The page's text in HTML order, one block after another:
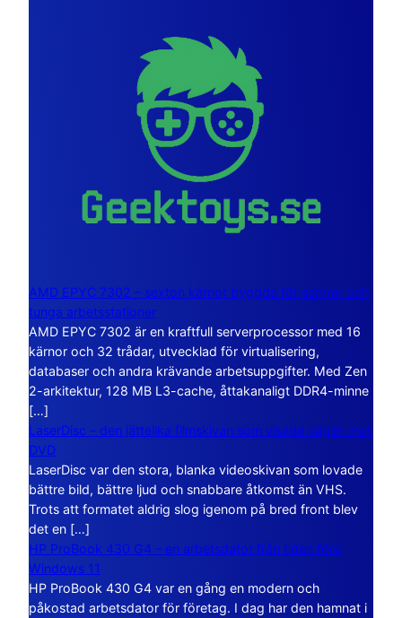
AMD EPYC 7302 – sexton kärnor byggda för servrar och
tunga arbetsstationer
AMD EPYC 7302 är en kraftfull serverprocessor med 16
kärnor och 32 trådar, utvecklad för virtualisering,
databaser och andra krävande arbetsuppgifter. Med Zen
2-arkitektur, 128 MB L3-cache, åttakanaligt DDR4-minne
[…]
LaserDisc – den jättelika filmskivan som visade vägen mot
DVD
LaserDisc var den stora, blanka videoskivan som lovade
bättre bild, bättre ljud och snabbare åtkomst än VHS.
Trots att formatet aldrig slog igenom på bred front blev
det en […]
HP ProBook 430 G4 – en arbetsdator från tiden före
Windows 11
HP ProBook 430 G4 var en gång en modern och
påkostad arbetsdator för företag. I dag har den hamnat i